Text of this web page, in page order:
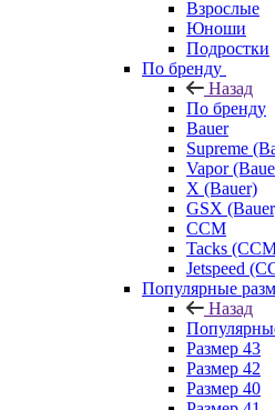
Взрослые
Юноши
Подростки
По бренду
Назад
По бренду
Bauer
Supreme
Vapor
X (Bauer)
GSX
CCM
Tacks
Jetspeed
Популярные
Назад
Размер 43
Размер 42
Размер 40